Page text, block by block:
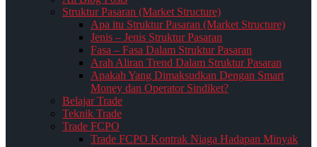
Struktur Pasaran (Market Structure)
Apa itu Struktur Pasaran (Market Structure)
Jenis – Jenis Struktur Pasaran
Fasa – Fasa Dalam Struktur Pasaran
Arah Aliran Trend Dalam Struktur Pasaran
Apakah Yang Dimaksudkan Dengan Smart
Money dan Operator Sindiket?
Belajar Trade
Teknik Trade
Trade FCPO
Trade FCPO Kontrak Niaga Hadapan Minyak